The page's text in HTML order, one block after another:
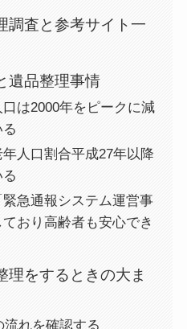
調査と参考サイト一
遺品整理事情
は2000年をピークに減
人口割合平成27年以降
急通報システム運営事
おり高齢者も安心でき
理をするときの大ま
流れを確認する